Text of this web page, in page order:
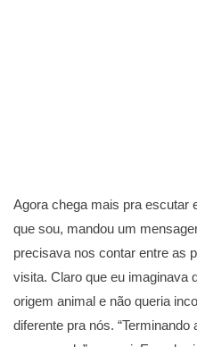
Agora chega mais pra escutar
que sou, mandou um
precisava nos contar entre as
visita. Claro que eu imaginava
origem animal e não queria
diferente pra nós.